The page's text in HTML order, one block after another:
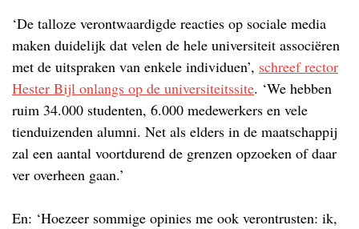
‘De talloze verontwaardigde reacties op sociale media
maken duidelijk dat velen de hele universiteit associëren
met de uitspraken van enkele individuen’, schreef rector
Hester Bijl onlangs op de universiteitssite. ‘We hebben
ruim 34.000 studenten, 6.000 medewerkers en vele
tienduizenden alumni. Net als elders in de maatschappij
zal een aantal voortdurend de grenzen opzoeken of daar
ver overheen gaan.’
En: ‘Hoezeer sommige opinies me ook verontrusten: ik,